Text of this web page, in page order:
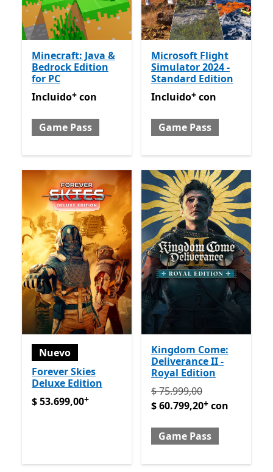
Minecraft: Java &
Bedrock Edition
for PC
Incluido con Game Pass
Ofrece compras dentro de
Incluido+ con
Game Pass
Microsoft Flight
Simulator 2024 -
Standard Edition
Incluido con Game Pass
Incluido+ con
Game Pass
Nuevo
Forever Skies
Deluxe Edition
$ 53.699,00Ofrece compras dentro de la aplicación
$ 53.699,00+
Kingdom Come:
Deliverance II -
Royal Edition
Originalmente $
$ 75.999,00
$ 60.799,20+ con
Game Pass